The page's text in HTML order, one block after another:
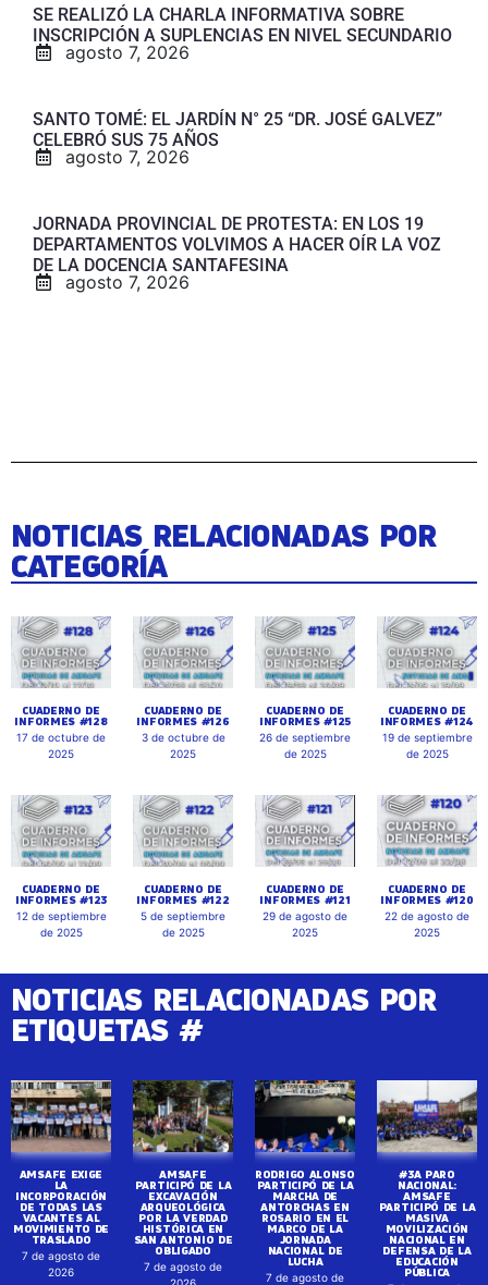
SE REALIZÓ LA CHARLA INFORMATIVA SOBRE
INSCRIPCIÓN A SUPLENCIAS EN NIVEL SECUNDARIO
agosto 7, 2026
SANTO TOMÉ: EL JARDÍN N° 25 “DR. JOSÉ GALVEZ”
CELEBRÓ SUS 75 AÑOS
agosto 7, 2026
JORNADA PROVINCIAL DE PROTESTA: EN LOS 19
DEPARTAMENTOS VOLVIMOS A HACER OÍR LA VOZ
DE LA DOCENCIA SANTAFESINA
agosto 7, 2026
NOTICIAS RELACIONADAS POR
CATEGORÍA
CUADERNO DE
INFORMES #128
17 de octubre de
2025
CUADERNO DE
INFORMES #126
3 de octubre de
2025
CUADERNO DE
INFORMES #125
26 de septiembre
de 2025
CUADERNO DE
INFORMES #124
19 de septiembre
de 2025
CUADERNO DE
INFORMES #123
12 de septiembre
de 2025
CUADERNO DE
INFORMES #122
5 de septiembre
de 2025
CUADERNO DE
INFORMES #121
29 de agosto de
2025
CUADERNO DE
INFORMES #120
22 de agosto de
2025
NOTICIAS RELACIONADAS POR
ETIQUETAS #
AMSAFE EXIGE
LA
INCORPORACIÓN
DE TODAS LAS
VACANTES AL
MOVIMIENTO DE
TRASLADO
7 de agosto de
2026
AMSAFE
PARTICIPÓ DE LA
EXCAVACIÓN
ARQUEOLÓGICA
POR LA VERDAD
HISTÓRICA EN
SAN ANTONIO DE
OBLIGADO
7 de agosto de
RODRIGO ALONSO
PARTICIPÓ DE LA
MARCHA DE
ANTORCHAS EN
ROSARIO EN EL
MARCO DE LA
JORNADA
NACIONAL DE
LUCHA
7 de agosto de
#3A PARO
NACIONAL:
AMSAFE
PARTICIPÓ DE LA
MASIVA
MOVILIZACIÓN
NACIONAL EN
DEFENSA DE LA
EDUCACIÓN
PÚBLICA